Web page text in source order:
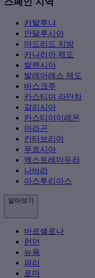
카탈루냐
안달루시아
마드리드 지방
카나리아 제도
발렌시아
발레아레스 제도
바스크주
카스티야 라만차
갈리시아
카스티야이레온
아라곤
칸타브리아
무르시아
엑스트레마두라
나바라
아스투리아스
알아보기
바르셀로나
런던
뉴욕
파리
로마